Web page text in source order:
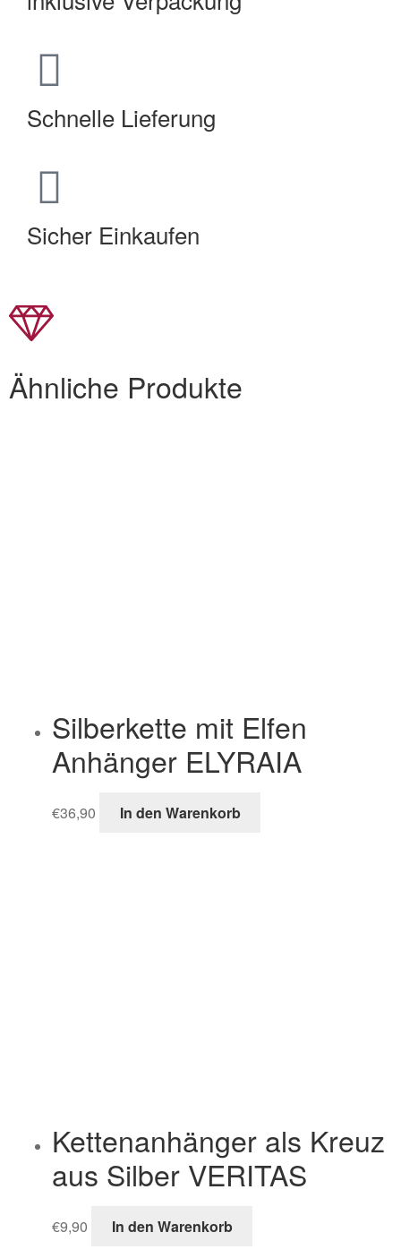
Schnelle Lieferung
Sicher Einkaufen
Ähnliche Produkte
Silberkette mit Elfen
Anhänger ELYRAIA
€36,90 In den Warenkorb
Kettenanhänger als Kreuz
aus Silber VERITAS
€9,90 In den Warenkorb